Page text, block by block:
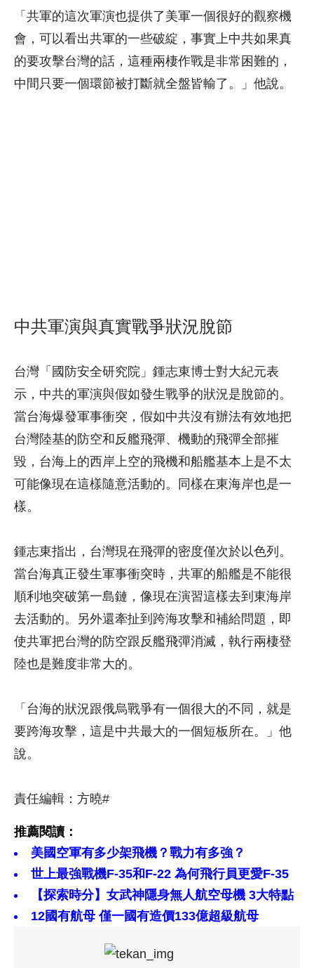
「共軍的這次軍演也提供了美軍一個很好的觀察機
會，可以看出共軍的一些破綻，事實上中共如果真
的要攻擊台灣的話，這種兩棲作戰是非常困難的，
中間只要一個環節被打斷就全盤皆輸了。」他說。
中共軍演與真實戰爭狀況脫節
台灣「國防安全研究院」鍾志東博士對大紀元表
示，中共的軍演與假如發生戰爭的狀況是脫節的。
當台海爆發軍事衝突，假如中共沒有辦法有效地把
台灣陸基的防空和反艦飛彈、機動的飛彈全部摧
毀，台海上的西岸上空的飛機和船艦基本上是不太
可能像現在這樣隨意活動的。同樣在東海岸也是一
樣。
鍾志東指出，台灣現在飛彈的密度僅次於以色列。
當台海真正發生軍事衝突時，共軍的船艦是不能很
順利地突破第一島鏈，像現在演習這樣去到東海岸
去活動的。另外還牽扯到跨海攻擊和補給問題，即
使共軍把台灣的防空跟反艦飛彈消滅，執行兩棲登
陸也是難度非常大的。
「台海的狀況跟俄烏戰爭有一個很大的不同，就是
要跨海攻擊，這是中共最大的一個短板所在。」他
說。
責任編輯：方曉#
推薦閱讀：
美國空軍有多少架飛機？戰力有多強？
世上最強戰機F-35和F-22 為何飛行員更愛F-35
【探索時分】女武神隱身無人航空母機 3大特點
12國有航母 僅一國有造價133億超級航母